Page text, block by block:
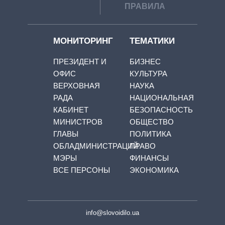
ПРАВИЛА
МОНИТОРИНГ
ПРЕЗИДЕНТ И
ОФИС
ВЕРХОВНАЯ
РАДА
КАБИНЕТ
МИНИСТРОВ
ГЛАВЫ
ОБЛАДМИНИСТРАЦИЙ
МЭРЫ
ВСЕ ПЕРСОНЫ
ТЕМАТИКИ
БИЗНЕС
КУЛЬТУРА
НАУКА
НАЦИОНАЛЬНАЯ
БЕЗОПАСНОСТЬ
ОБЩЕСТВО
ПОЛИТИКА
ПРАВО
ФИНАНСЫ
ЭКОНОМИКА
info@slovoidilo.ua